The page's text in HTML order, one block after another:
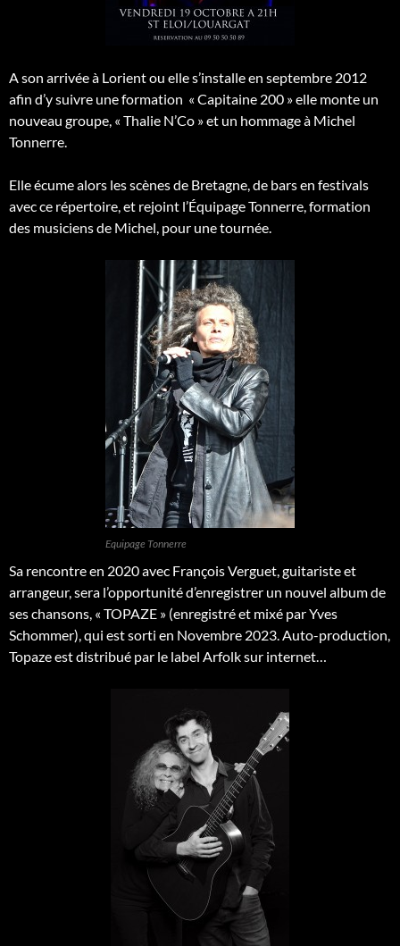
A son arrivée à Lorient ou elle s’installe en septembre 2012
afin d’y suivre une formation « Capitaine 200 » elle monte un
nouveau groupe, « Thalie N’Co » et un hommage à Michel
Tonnerre.
Elle écume alors les scènes de Bretagne, de bars en festivals
avec ce répertoire, et rejoint l’Équipage Tonnerre, formation
des musiciens de Michel, pour une tournée.
Equipage Tonnerre
Sa rencontre en 2020 avec François Verguet, guitariste et
arrangeur, sera l’opportunité d’enregistrer un nouvel album de
ses chansons, « TOPAZE » (enregistré et mixé par Yves
Schommer), qui est sorti en Novembre 2023. Auto-production,
Topaze est distribué par le label Arfolk sur internet…